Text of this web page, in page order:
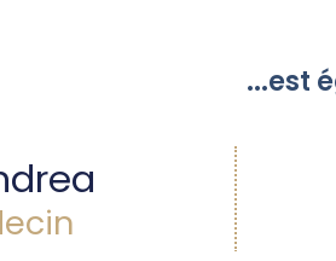
...est